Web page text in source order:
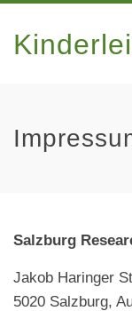
Salzburg
Jakob Haringer
5020 Salzburg,